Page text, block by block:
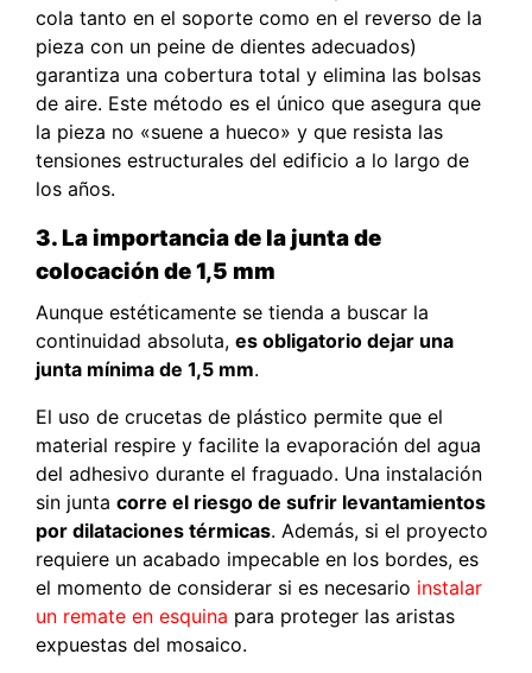
cola tanto en el soporte como en el reverso de la
pieza con un peine de dientes adecuados)
garantiza una cobertura total y elimina las bolsas
de aire. Este método es el único que asegura que
la pieza no «suene a hueco» y que resista las
tensiones estructurales del edificio a lo largo de
los años.
3. La importancia de la junta de
colocación de 1,5 mm
Aunque estéticamente se tienda a buscar la
continuidad absoluta, es obligatorio dejar una
junta mínima de 1,5 mm.
El uso de crucetas de plástico permite que el
material respire y facilite la evaporación del agua
del adhesivo durante el fraguado. Una instalación
sin junta corre el riesgo de sufrir levantamientos
por dilataciones térmicas. Además, si el proyecto
requiere un acabado impecable en los bordes, es
el momento de considerar si es necesario instalar
un remate en esquina para proteger las aristas
expuestas del mosaico.